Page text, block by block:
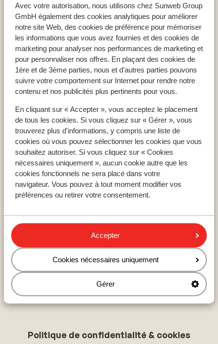
Avec votre autorisation, nous utilisons chez Sunweb Group
GmbH également des cookies analytiques pour améliorer
notre site Web, des cookies de préférence pour mémoriser
les informations que vous avez fournies et des cookies de
marketing pour analyser nos performances de marketing et
pour personnaliser nos offres. En plaçant des cookies de
1ère et de 3ème parties, nous et d'autres parties pouvons
suivre votre comportement sur Internet pour rendre notre
contenu et nos publicités plus pertinents pour vous.
En cliquant sur « Accepter », vous acceptez le placement
de tous les cookies. Si vous cliquez sur « Gérer », vous
trouverez plus d'informations, y compris une liste de
cookies où vous pouvez sélectionner les cookies que vous
souhaitez autoriser. Si vous cliquez sur « Cookies
nécessaires uniquement », aucun cookie autre que les
cookies fonctionnels ne sera placé dans votre
navigateur. Vous pouvez à tout moment modifier vos
préférences ou retirer votre consentement.
Accepter
Cookies nécessaires uniquement
Gérer
Pays populaires
Espagne
Égypte
Tunisie
Régions populaires
Mer Rouge
Lanzarote
Golfe d'Hammamet
Destinations populaires
Hurghada
Hammamet
À propos de Sunweb
À propos de Sunweb
Tourisme responsable
Presse & médias
Déclaration d'accessibilité
Politique de confidentialité & cookies